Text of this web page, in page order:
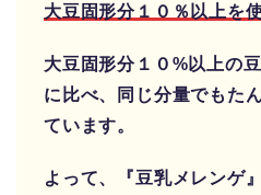
大豆固形分１０％以上を
大豆固形分１０%以上の
に比べ、同じ分量でもた
ています。
よって、『豆乳メレンゲ